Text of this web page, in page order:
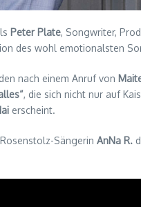
Peter Plate, Songwriter,
des wohl emotionalsten
nach einem Anruf von
, die sich nicht nur auf
erscheint.
Sängerin AnNa R.